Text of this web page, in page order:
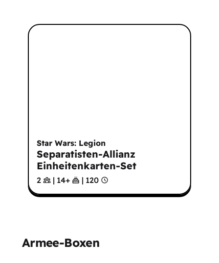
Star Wars: Legion
Separatisten-Allianz
Einheitenkarten-Set
2 | 14+ | 120
Armee-Boxen